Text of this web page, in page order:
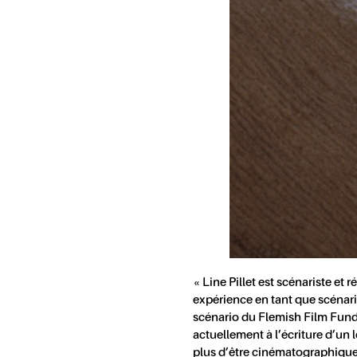
« Line Pillet est scénariste et
expérience en tant que scénariste se déroula dans l’atelier de
scénario du Flemish Film Fund (VAF) en 2019. Elle s’attelle
actuellement à l’écriture d’un long métrage. Sa pratique, en
plus d’être cinématographique, se concentre
performance, la musique et le
fondé HET DEBUUT, une plateforme qui offre des opportunités